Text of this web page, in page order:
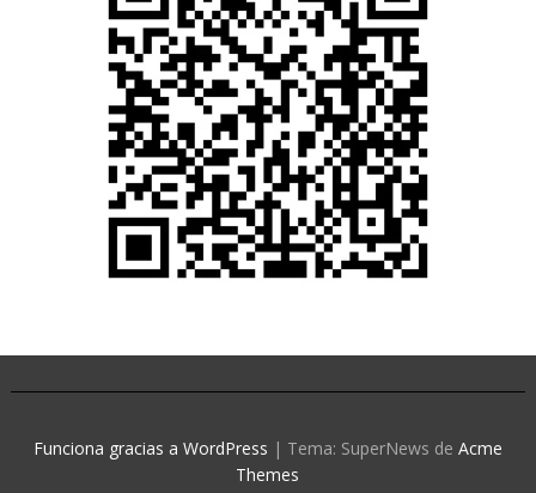
Funciona gracias a WordPress | Tema: SuperNews de Acme
Themes